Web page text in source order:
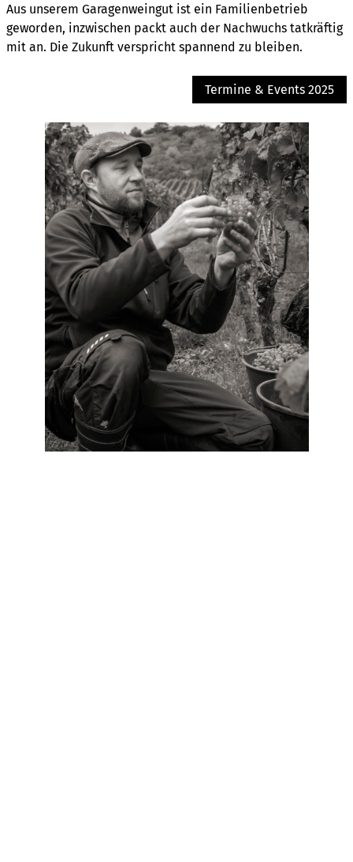
Aus unserem Garagenweingut ist ein Familienbetrieb
geworden, inzwischen packt auch der Nachwuchs tatkräftig
mit an. Die Zukunft verspricht spannend zu bleiben.
Termine & Events 2025